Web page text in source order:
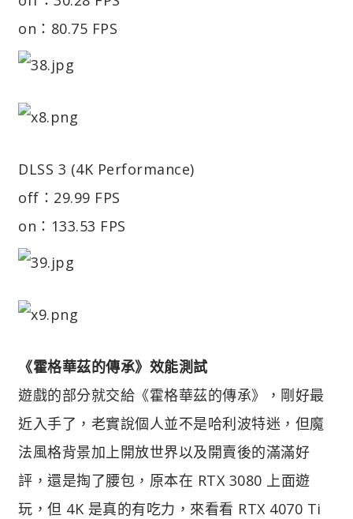
on：80.75 FPS
DLSS 3 (4K Performance)
off：29.99 FPS
on：133.53 FPS
《霍格華茲的傳承》效能測試
遊戲的部分就交給《霍格華茲的傳承》，剛好最
近入手了，老實說個人並不是哈利波特迷，但魔
法風格背景加上開放世界以及開賣後的滿滿好
評，還是掏了腰包，原本在 RTX 3080 上面遊
玩，但 4K 是真的有吃力，來看看 RTX 4070 Ti